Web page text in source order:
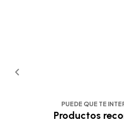
PUEDE QUE TE
Productos